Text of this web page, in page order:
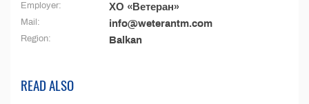
Employer: ХО «Ветеран»
Mail: info@weterantm.com
Region: Balkan
READ ALSO